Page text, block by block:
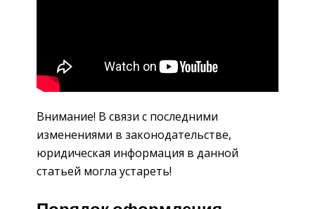
Внимание! В связи с последними
изменениями в законодательстве,
юридическая информация в данной
статьей могла устареть!